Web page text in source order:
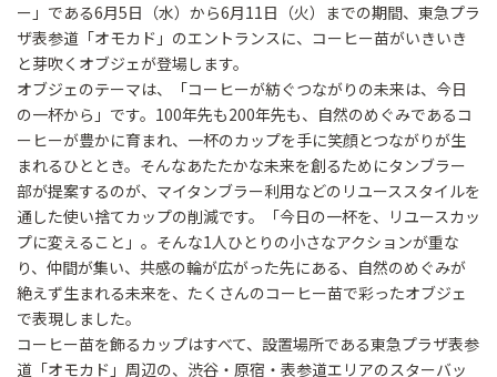
ー」である6月5日（水）から6月11日（火）までの期間、東急プラ
ザ表参道「オモカド」のエントランスに、コーヒー苗がいきいき
と芽吹くオブジェが登場します。
オブジェのテーマは、「コーヒーが紡ぐつながりの未来は、今日
の一杯から」です。100年先も200年先も、自然のめぐみであるコ
ーヒーが豊かに育まれ、一杯のカップを手に笑顔とつながりが生
まれるひととき。そんなあたたかな未来を創るためにタンブラー
部が提案するのが、マイタンブラー利用などのリユーススタイルを
通した使い捨てカップの削減です。「今日の一杯を、リユースカッ
プに変えること」。そんな1人ひとりの小さなアクションが重な
り、仲間が集い、共感の輪が広がった先にある、自然のめぐみが
絶えず生まれる未来を、たくさんのコーヒー苗で彩ったオブジェ
で表現しました。
コーヒー苗を飾るカップはすべて、設置場所である東急プラザ表参
道「オモカド」周辺の、渋谷・原宿・表参道エリアのスターバッ